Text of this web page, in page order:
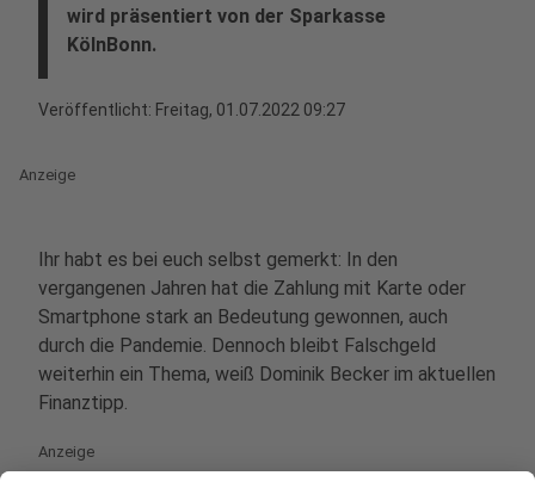
wird präsentiert von der Sparkasse
KölnBonn.
Veröffentlicht: Freitag, 01.07.2022 09:27
Anzeige
Ihr habt es bei euch selbst gemerkt: In den
vergangenen Jahren hat die Zahlung mit Karte oder
Smartphone stark an Bedeutung gewonnen, auch
durch die Pandemie. Dennoch bleibt Falschgeld
weiterhin ein Thema, weiß Dominik Becker im aktuellen
Finanztipp.
Anzeige